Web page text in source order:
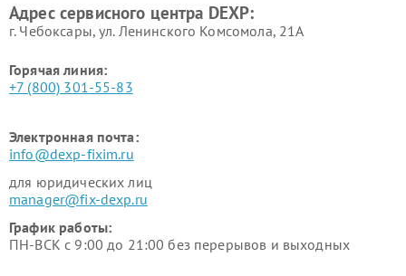
Адрес сервисного центра DEXP:
г. Чебоксары, ул. Ленинского Комсомола, 21А
Горячая линия:
+7 (800) 301-55-83
Электронная почта:
info@dexp-fixim.ru
для юридических лиц
manager@fix-dexp.ru
График работы:
ПН-ВСК с 9:00 до 21:00 без перерывов и выходных